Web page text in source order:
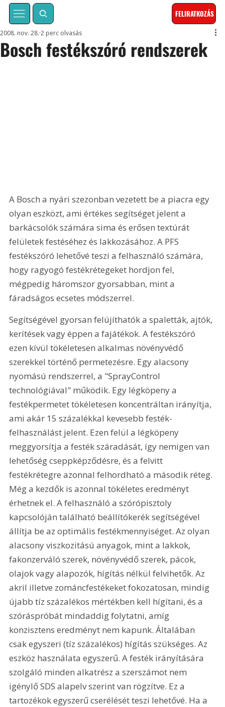
FELIRATKOZÁS
Bosch festékszóró rendszerek
2008. nov. 28. 2 perc olvasás
A Bosch a nyári szezonban vezetett be a piacra egy
olyan eszközt, ami értékes segítséget jelent a
barkácsolók számára sima és erősen textúrát
felületek festéséhez és lakkozásához. A PFS
festékszóró lehetővé teszi a felhasználó számára,
hogy ragyogó festékrétegeket hordjon fel,
mégpedig háromszor gyorsabban, mint a
fáradságos ecsetes módszerrel.
Segítségével gyorsan felújíthatók a spaletták, ajtók,
kerítések vagy éppen a fajátékok. A festékszóró
ezen kívül tökéletesen alkalmas növényvédő
szerekkel történő permetezésre. Egy alacsony
nyomású rendszerrel, a "SprayControl
technológiával" működik. Egy légköpeny a
festékpermetet tökéletesen koncentráltan irányítja,
ami akár 15 százalékkal kevesebb festék-
felhasználást jelent. Ezen felül a légköpeny
meggyorsítja a festék száradását, így nemigen van
lehetőség cseppképződésre, és a felvitt
festékrétegre azonnal felhordható a második réteg.
Még a kezdők is azonnal tökéletes eredményt
érhetnek el. A felhasználó a szórópisztoly
kapcsolóján található beállítókerék segítségével
állítja be az optimális festékmennyiséget. Az olyan
alacsony viszkozitású anyagok, mint a lakkok,
fakonzerváló szerek, növényvédő szerek, pácok,
olajok vagy alapozók, hígítás nélkül felvihetők. Az
akril illetve zománcfestékeket fokozatosan, mindig
újabb tíz százalékos mértékben kell hígítani, és a
szóráspróbát mindaddig folytatni, amíg
konzisztens eredményt nem kapunk. Általában
csak egyszeri (tíz százalékos) hígítás szükséges. Az
eszköz használata egyszerű. A festék irányítására
szolgáló minden alkatrész a szerszámot nem
igénylő SDS alapelv szerint van rögzítve. Ez a
tartozékok egyszerű cserélését teszi lehetővé. Ha a